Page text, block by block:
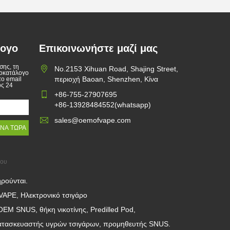
τη
email
24
Επικοινωνήστε μαζί μας
No.2153 Xihuan Road, Shajing Street,
περιοχή Baoan, Shenzhen, Κίνα
+86-755-27907695
+86-13928484552(whatsapp)
sales@oemofvape.com
Ηλεκτρονικό τσιγάρο
SNUS, θήκη νικοτίνης, Predilled Pod,
υγρών τσιγάρων, προμηθευτής SNUS.